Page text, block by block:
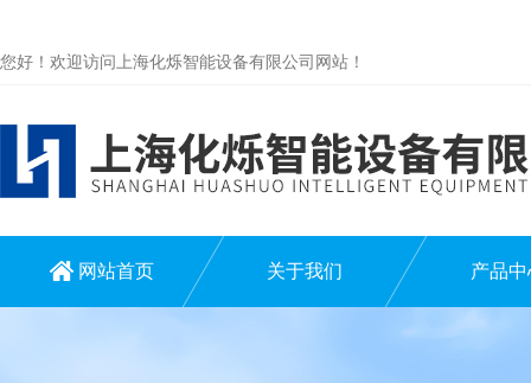
您好！欢迎访问上海化烁智能设备有限公司网站！
网站首页 关于我们 产品中